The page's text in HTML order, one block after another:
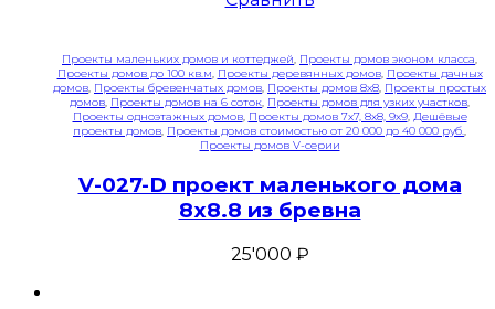
Проекты маленьких домов и коттеджей, Проекты домов эконом класса,
Проекты домов до 100 кв.м, Проекты деревянных домов, Проекты дачных
домов, Проекты бревенчатых домов, Проекты домов 8x8, Проекты простых
домов, Проекты домов на 6 соток, Проекты домов для узких участков,
Проекты одноэтажных домов, Проекты домов 7x7, 8x8, 9x9, Дешёвые
проекты домов, Проекты домов стоимостью от 20 000 до 40 000 руб.,
Проекты домов V-серии
V-027-D проект маленького дома
8х8.8 из бревна
25'000 ₽